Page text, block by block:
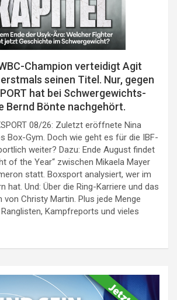
Champion verteidigt Agit
seinen Titel. Nur, gegen
hat bei Schwergewichts-
Bernd Bönte nachgehört.
08/26: Zuletzt eröffnete Nina
Box-Gym. Doch wie geht es für die IBF-
weiter? Dazu: Ende August findet
of the Year“ zwischen Mikaela Mayer
statt. Boxsport analysiert, wer im
hat. Und: Über die Ring-Karriere und das
von Christy Martin. Plus jede Menge
Kampfreports und vieles